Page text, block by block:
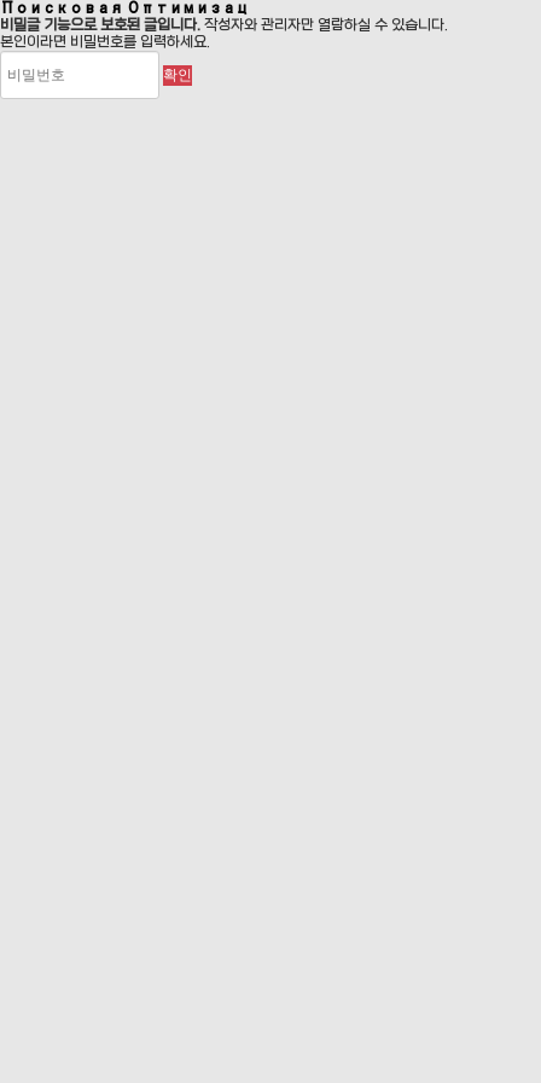
Поисковая Оптимизац
비밀글 기능으로 보호된 글입니다. 작성자와 관리자만 열람하실 수 있습니다.
본인이라면 비밀번호를 입력하세요.